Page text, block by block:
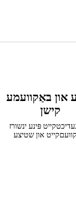
און באַקוועמע
קישן
פּינע ינשורז